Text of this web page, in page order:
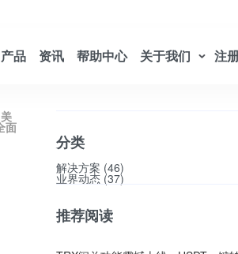
产品 资讯 帮助中心 关于我们 注
面
分类
解决方案 (46)
业界动态 (37)
推荐阅读